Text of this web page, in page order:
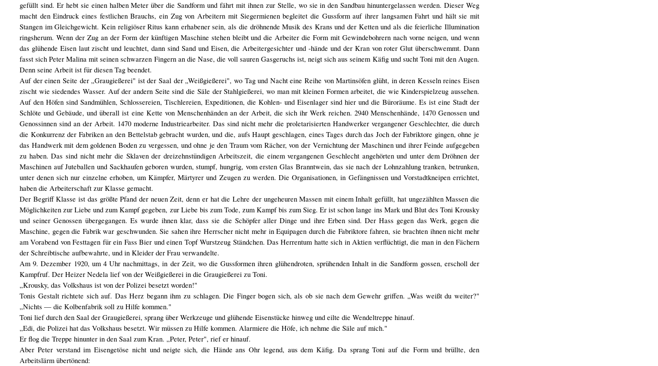
gefüllt sind. Er hebt sie einen halben Meter über die Sandform und fährt mit ihnen zur Stelle, wo sie in den Sandbau hinuntergelassen werden. Dieser Weg
macht den Eindruck eines festlichen Brauchs, ein Zug von Arbeitern mit Siegermienen begleitet die Gussform auf ihrer langsamen Fahrt und hält sie mit
Stangen im Gleichgewicht. Kein religiöser Ritus kann erhabener sein, als die dröhnende Musik des Krans und der Ketten und als die feierliche Illumination
ringsherum. Wenn der Zug an der Form der künftigen Maschine stehen bleibt und die Arbeiter die Form mit Gewindebohrern nach vorne neigen, und wenn
das glühende Eisen laut zischt und leuchtet, dann sind Sand und Eisen, die Arbeitergesichter und -hände und der Kran von roter Glut überschwemmt. Dann
fasst sich Peter Malina mit seinen schwarzen Fingern an die Nase, die voll sauren Gasgeruchs ist, neigt sich aus seinem Käfig und sucht Toni mit den Augen.
Denn seine Arbeit ist für diesen Tag beendet.
Auf der einen Seite der „Graugießerei" ist der Saal der „Weißgießerei", wo Tag und Nacht eine Reihe von Martinsöfen glüht, in deren Kesseln reines Eisen
zischt wie siedendes Wasser. Auf der andern Seite sind die Säle der Stahlgießerei, wo man mit kleinen Formen arbeitet, die wie Kinderspielzeug aussehen.
Auf den Höfen sind Sandmühlen, Schlossereien, Tischlereien, Expeditionen, die Kohlen- und Eisenlager sind hier und die Büroräume. Es ist eine Stadt der
Schlöte und Gebäude, und überall ist eine Kette von Menschenhänden an der Arbeit, die sich ihr Werk reichen. 2940 Menschenhände, 1470 Genossen und
Genossinnen sind an der Arbeit. 1470 moderne Industriearbeiter. Das sind nicht mehr die proletarisierten Handwerker vergangener Geschlechter, die durch
die Konkurrenz der Fabriken an den Bettelstab gebracht wurden, und die, aufs Haupt geschlagen, eines Tages durch das Joch der Fabriktore gingen, ohne je
das Handwerk mit dem goldenen Boden zu vergessen, und ohne je den Traum vom Rächer, von der Vernichtung der Maschinen und ihrer Feinde aufgegeben
zu haben. Das sind nicht mehr die Sklaven der dreizehnstündigen Arbeitszeit, die einem vergangenen Geschlecht angehörten und unter dem Dröhnen der
Maschinen auf Juteballen und Sackhaufen geboren wurden, stumpf, hungrig, vom ersten Glas Branntwein, das sie nach der Lohnzahlung tranken, betrunken,
unter denen sich nur einzelne erhoben, um Kämpfer, Märtyrer und Zeugen zu werden. Die Organisationen, in Gefängnissen und Vorstadtkneipen errichtet,
haben die Arbeiterschaft zur Klasse gemacht.
Der Begriff Klasse ist das größte Pfand der neuen Zeit, denn er hat die Lehre der ungeheuren Massen mit einem Inhalt gefüllt, hat ungezählten Massen die
Möglichkeiten zur Liebe und zum Kampf gegeben, zur Liebe bis zum Tode, zum Kampf bis zum Sieg. Er ist schon lange ins Mark und Blut des Toni Krousky
und seiner Genossen übergegangen. Es wurde ihnen klar, dass sie die Schöpfer aller Dinge und ihre Erben sind. Der Hass gegen das Werk, gegen die
Maschine, gegen die Fabrik war geschwunden. Sie sahen ihre Herrscher nicht mehr in Equipagen durch die Fabriktore fahren, sie brachten ihnen nicht mehr
am Vorabend von Festtagen für ein Fass Bier und einen Topf Wurstzeug Ständchen. Das Herrentum hatte sich in Aktien verflüchtigt, die man in den Fächern
der Schreibtische aufbewahrte, und in Kleider der Frau verwandelte.
Am 9. Dezember 1920, um 4 Uhr nachmittags, in der Zeit, wo die Gussformen ihren glühendroten, sprühenden Inhalt in die Sandform gossen, erscholl der
Kampfruf. Der Heizer Nedela lief von der Weißgießerei in die Graugießerei zu Toni.
„Krousky, das Volkshaus ist von der Polizei besetzt worden!"
Tonis Gestalt richtete sich auf. Das Herz begann ihm zu schlagen. Die Finger bogen sich, als ob sie nach dem Gewehr griffen. „Was weißt du weiter?"
„Nichts — die Kolbenfabrik soll zu Hilfe kommen."
Toni lief durch den Saal der Graugießerei, sprang über Werkzeuge und glühende Eisenstücke hinweg und eilte die Wendeltreppe hinauf.
„Edi, die Polizei hat das Volkshaus besetzt. Wir müssen zu Hilfe kommen. Alarmiere die Höfe, ich nehme die Säle auf mich."
Er flog die Treppe hinunter in den Saal zum Kran. „Peter, Peter", rief er hinauf.
Aber Peter verstand im Eisengetöse nicht und neigte sich, die Hände ans Ohr legend, aus dem Käfig. Da sprang Toni auf die Form und brüllte, den
Arbeitslärm übertönend: